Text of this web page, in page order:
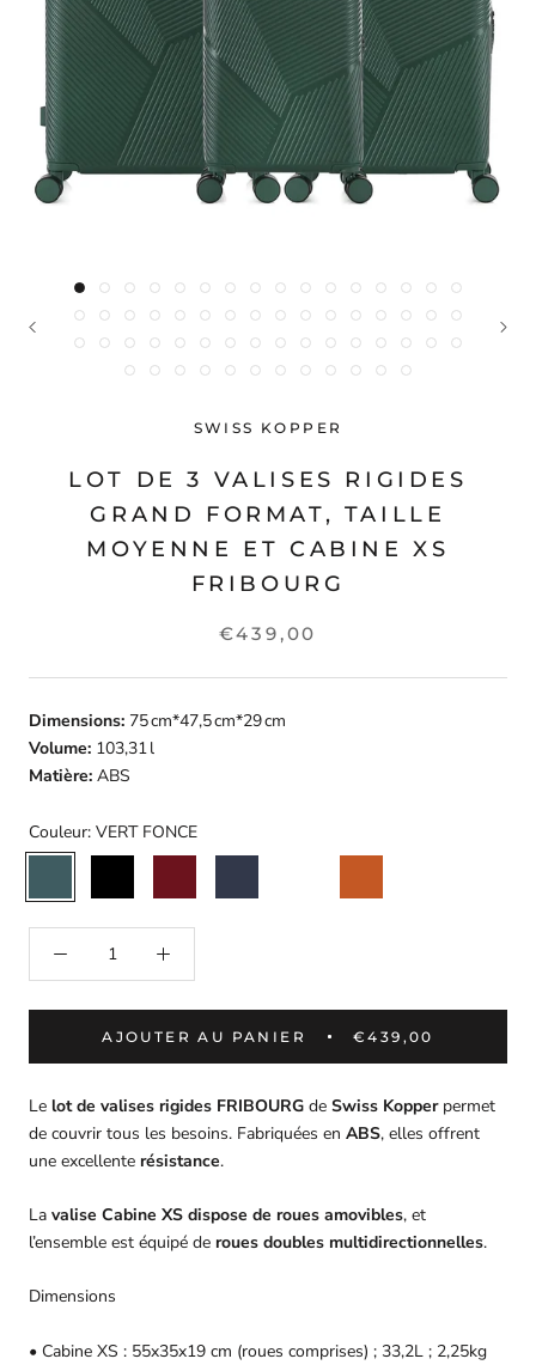
SWISS KOPPER
LOT DE 3 VALISES RIGIDES
GRAND FORMAT, TAILLE
MOYENNE ET CABINE XS
FRIBOURG
€439,00
Dimensions: 75 cm*47,5 cm*29 cm
Volume: 103,31 l
Matière: ABS
Couleur: VERT FONCE
FONCE
FONCE
AJOUTER AU PANIER €439,00
Le lot de valises rigides FRIBOURG de Swiss Kopperpermet
de couvrir tous les besoins. Fabriquées en ABS, elles offrent
une excellente résistance.
La valise Cabine XS dispose de roues amovibles, et
l’ensemble est équipé de roues doubles multidirectionnelles.
Dimensions
• Cabine XS : 55x35x19 cm (roues comprises) ; 33,2L ; 2,25kg